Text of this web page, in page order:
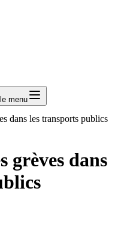
menu
dans les transports publics
grèves dans